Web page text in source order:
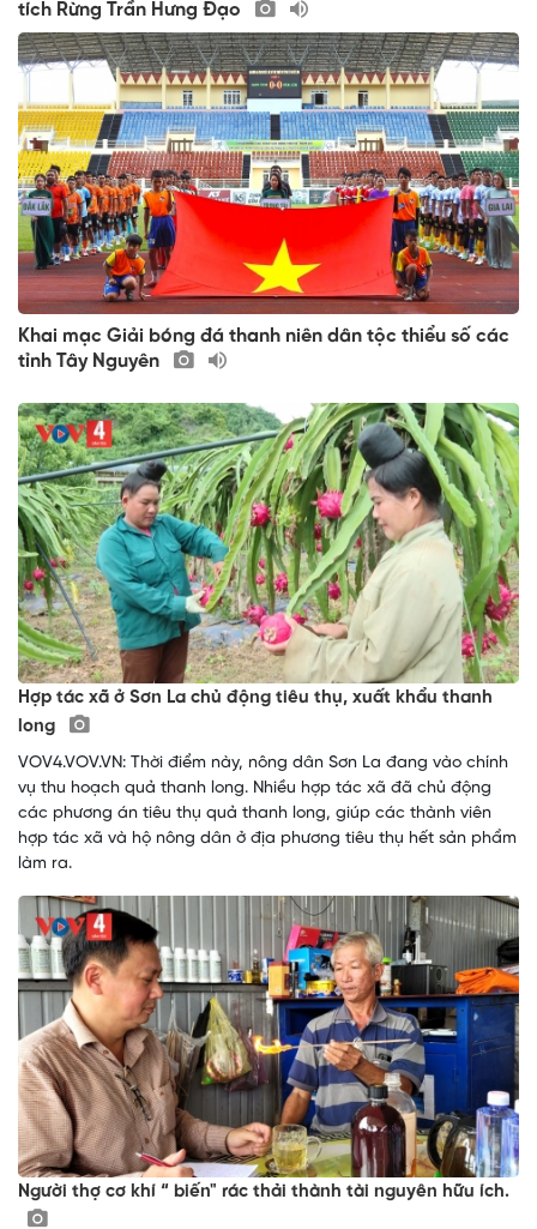
tích Rừng Trần Hưng Đạo
Khai mạc Giải bóng đá thanh niên dân tộc thiểu số các
tỉnh Tây Nguyên
Hợp tác xã ở Sơn La chủ động tiêu thụ, xuất khẩu thanh
long
VOV4.VOV.VN: Thời điểm này, nông dân Sơn La đang vào chính
vụ thu hoạch quả thanh long. Nhiều hợp tác xã đã chủ động
các phương án tiêu thụ quả thanh long, giúp các thành viên
hợp tác xã và hộ nông dân ở địa phương tiêu thụ hết sản phẩm
làm ra.
Người thợ cơ khí “ biến" rác thải thành tài nguyên hữu ích.